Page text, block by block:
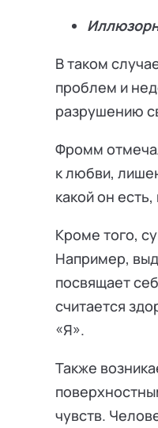
В таком
проблем и
разрушению
Фромм
к любви,
какой он
Кроме того,
Например,
посвящает
считается
«Я».
Также
чувств.